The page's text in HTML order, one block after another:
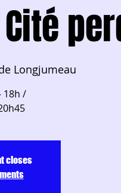
Longjumeau
18h /
closes